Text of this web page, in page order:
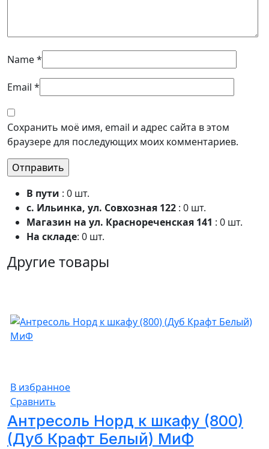
Name*
Email *
Сохранить моё имя, email и адрес сайта в этом
браузере для последующих моих комментариев.
В пути : 0 шт.
с. Ильинка, ул. Совхозная 122 : 0 шт.
Магазин на ул. Краснореченская 141 : 0 шт.
На складе: 0 шт.
Другие товары
В избранное
Сравнить
Антресоль Норд к шкафу (800)
(Дуб Крафт Белый) МиФ